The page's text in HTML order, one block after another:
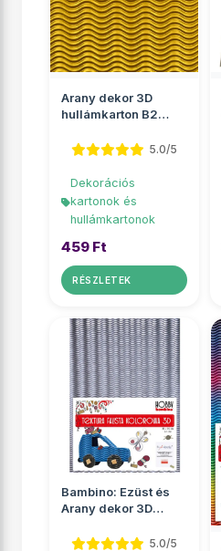
Arany dekor 3D
hullámkarton B2
5.0/5
Dekorációs
kartonok és
hullámkartonok
459 Ft
RÉSZLETEK
Bambino: Ezüst és
Arany dekor 3D
25x35cm
5.0/5